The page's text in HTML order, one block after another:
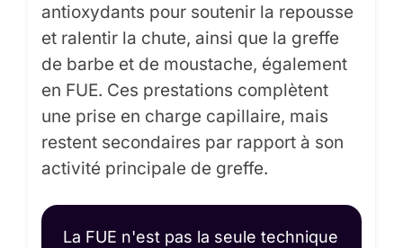
antioxydants pour soutenir la repousse
et ralentir la chute, ainsi que la greffe
de barbe et de moustache, également
en FUE. Ces prestations complètent
une prise en charge capillaire, mais
restent secondaires par rapport à son
activité principale de greffe.
La FUE n'est pas la seule technique